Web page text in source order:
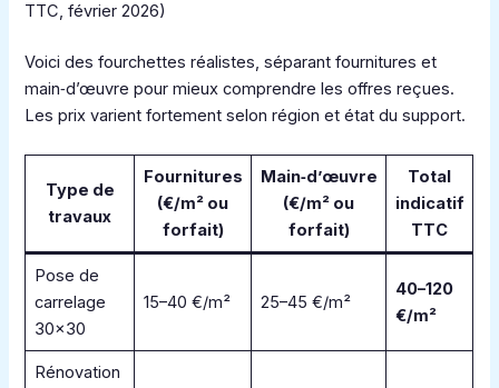
TTC, février 2026)
Voici des fourchettes réalistes, séparant fournitures et
main‑d’œuvre pour mieux comprendre les offres reçues.
Les prix varient fortement selon région et état du support.
Type de
travaux
Fournitures
(€/m² ou
forfait)
Main‑d’œuvre
(€/m² ou
forfait)
Total
indicatif
TTC
Pose de
carrelage
30×30
15–40 €/m² 25–45 €/m²
40–120
€/m²
Rénovation